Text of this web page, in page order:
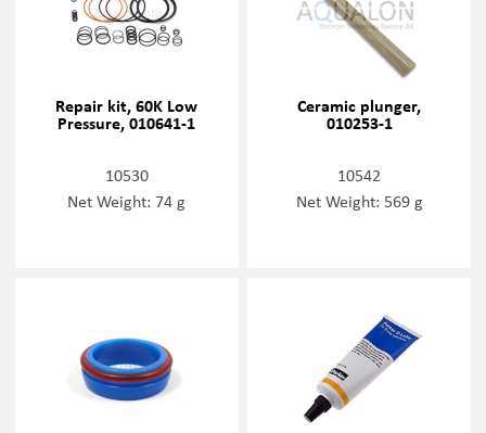
Repair kit, 60K Low
Pressure, 010641-1
10530
Net Weight: 74 g
Ceramic plunger,
010253-1
10542
Net Weight: 569 g